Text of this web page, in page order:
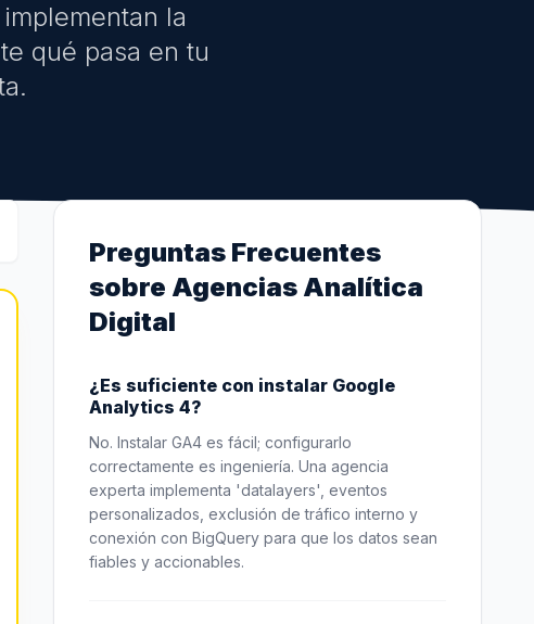
la
qué pasa en tu
Preguntas Frecuentes
sobre Agencias Analítica
Digital
¿Es suficiente con instalar Google
Analytics 4?
No. Instalar GA4 es fácil; configurarlo
correctamente es ingeniería. Una agencia
experta implementa 'datalayers', eventos
personalizados, exclusión de tráfico interno y
conexión con BigQuery para que los datos sean
fiables y accionables.